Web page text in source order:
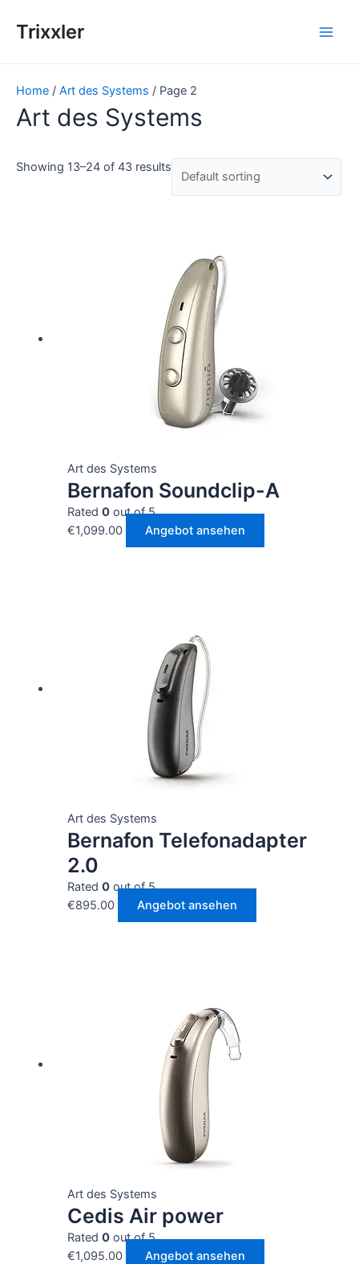
InhaltTrixxler
Home / Art des Systems / Page 2
Art des Systems
Showing 13–24 of 43 results
Art des Systems
Bernafon Soundclip-A
Rated 0out of 5
€1,099.00 Angebot ansehen
Art des Systems
Bernafon Telefonadapter
2.0
Rated 0out of 5
€895.00 Angebot ansehen
Art des Systems
Cedis Air power
Rated 0out of 5
€1,095.00 Angebot ansehen